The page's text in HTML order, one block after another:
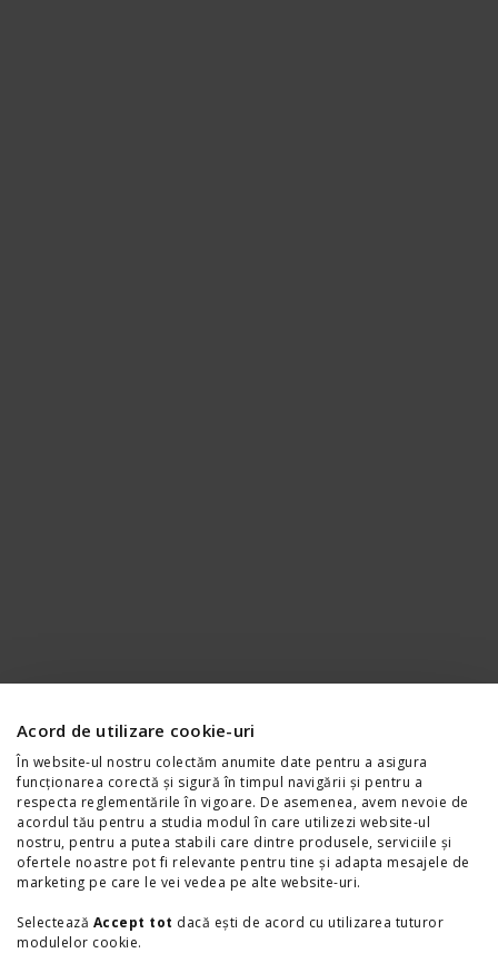
Acord de utilizare cookie-uri
În website-ul nostru colectăm anumite date pentru a asigura
funcționarea corectă și sigură în timpul navigării și pentru a
respecta reglementările în vigoare. De asemenea, avem nevoie de
acordul tău pentru a studia modul în care utilizezi website-ul
nostru, pentru a putea stabili care dintre produsele, serviciile și
ofertele noastre pot fi relevante pentru tine și adapta mesajele de
marketing pe care le vei vedea pe alte website-uri.
Selectează Accept tot dacă ești de acord cu utilizarea tuturor
modulelor cookie.